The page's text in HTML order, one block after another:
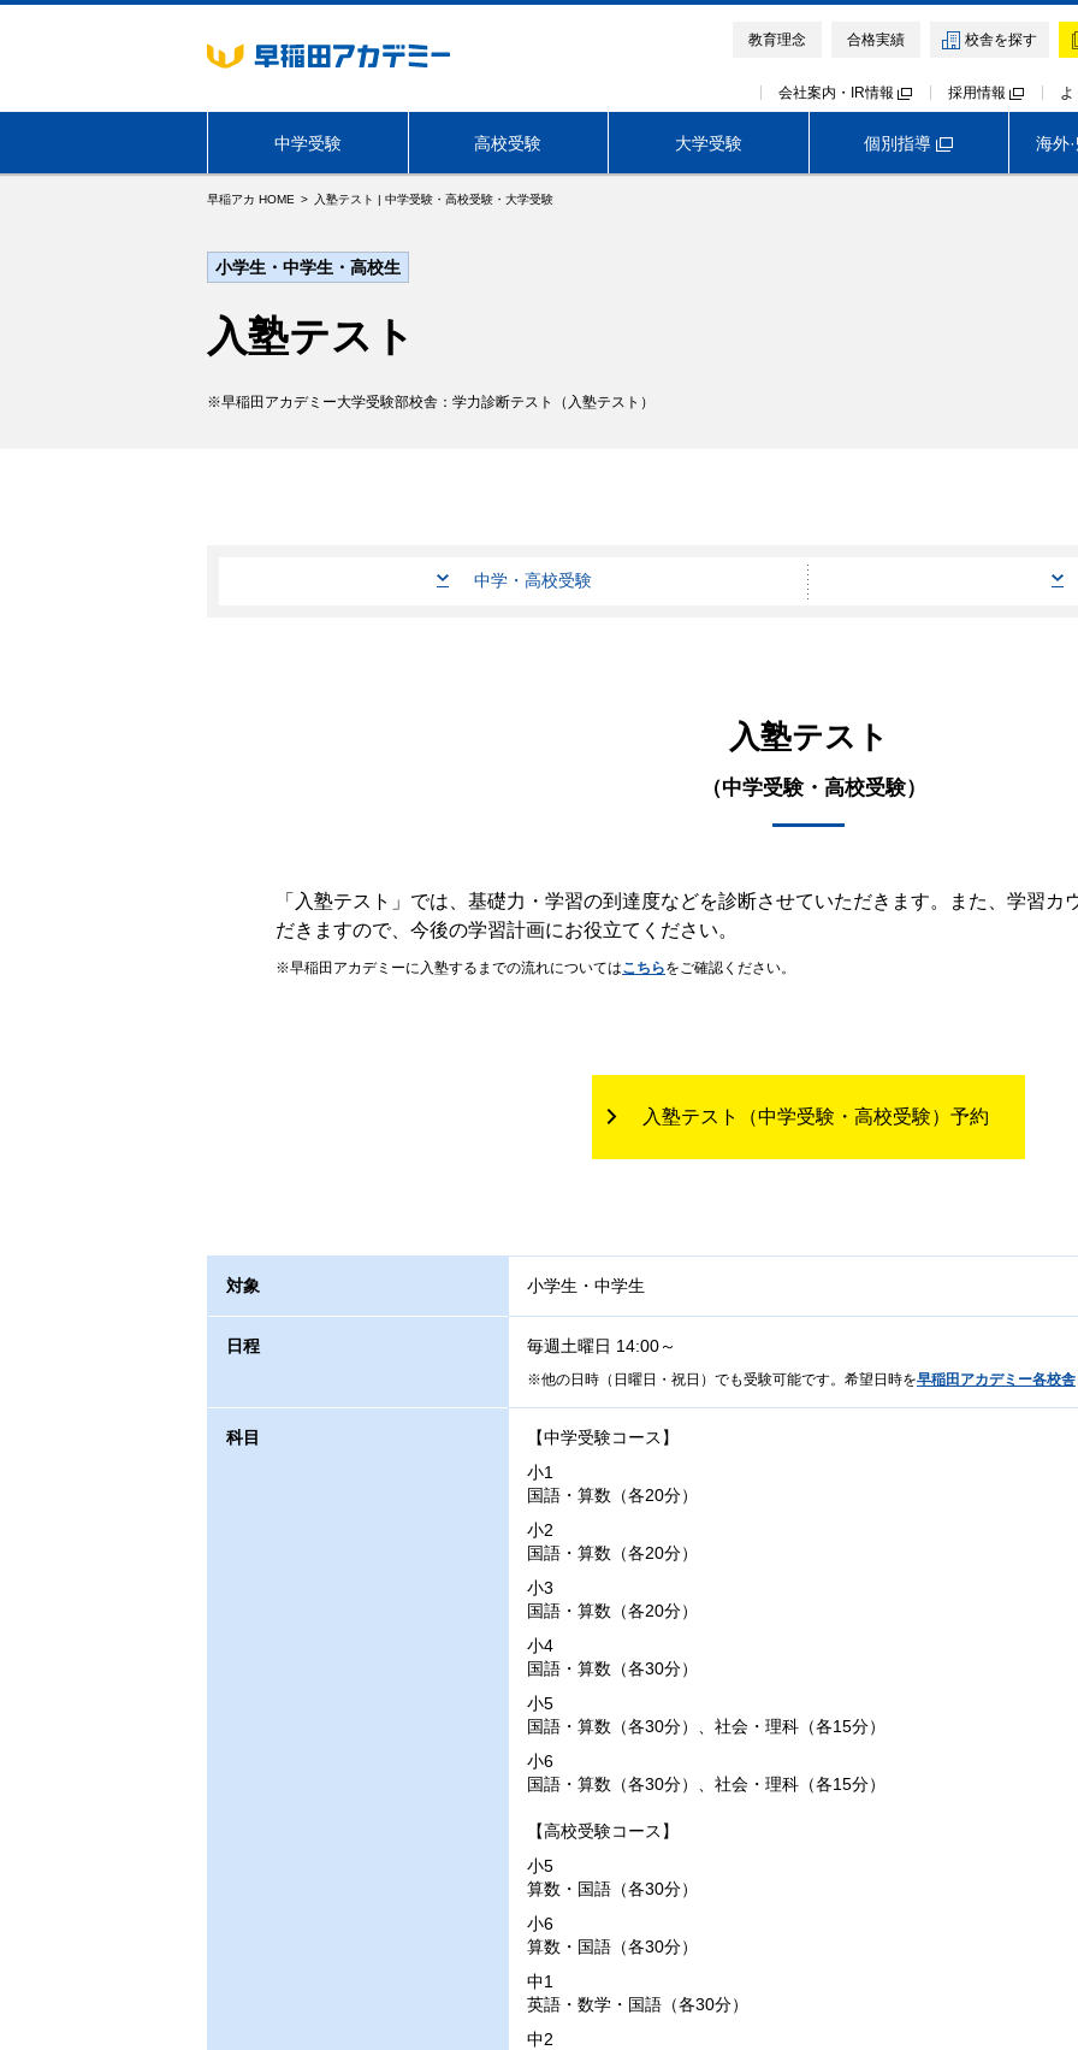
教育理念 合格実績 校舎を探す
会社案内・IR情報 採用情報 よ
中学受験
学年・コース NN志望校別コース
高校受験
東京
大学受験
学年・コース 必勝志望校別コース
個別指導 海外
早稲アカ HOME 入塾テスト | 中学受験・高校受験・大学受験
小学生・中学生・高校生
入塾テスト
早稲田アカデミー大学受験部校舎：学力診断テスト（入塾テスト）
中学・高校受験
入塾テスト
（中学受験・高校受験）
「入塾テスト」では、基礎力・学習の到達度などを診断させていただきます。また、学習カ
だきますので、今後の学習計画にお役立てください。
早稲田アカデミーに入塾するまでの流れについてはこちらをご確認ください。
入塾テスト（中学受験・高校受験）予約
対象 小学生・中学生
日程 毎週土曜日 14:00～
他の日時（日曜日・祝日）でも受験可能です。希望日時を早稲田アカデミー各校舎
科目
【中学受験コース】
小1
国語・算数（各20分）
小2
国語・算数（各20分）
小3
国語・算数（各20分）
小4
国語・算数（各30分）
小5
国語・算数（各30分）、社会・理科（各15分）
小6
国語・算数（各30分）、社会・理科（各15分）
【高校受験コース】
小5
算数・国語（各30分）
小6
算数・国語（各30分）
中1
英語・数学・国語（各30分）
中2